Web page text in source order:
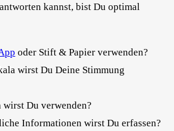
kannst, bist Du optimal
oder Stift & Papier verwenden?
wirst Du Deine Stimmung
wirst Du verwenden?
Informationen wirst Du erfassen?